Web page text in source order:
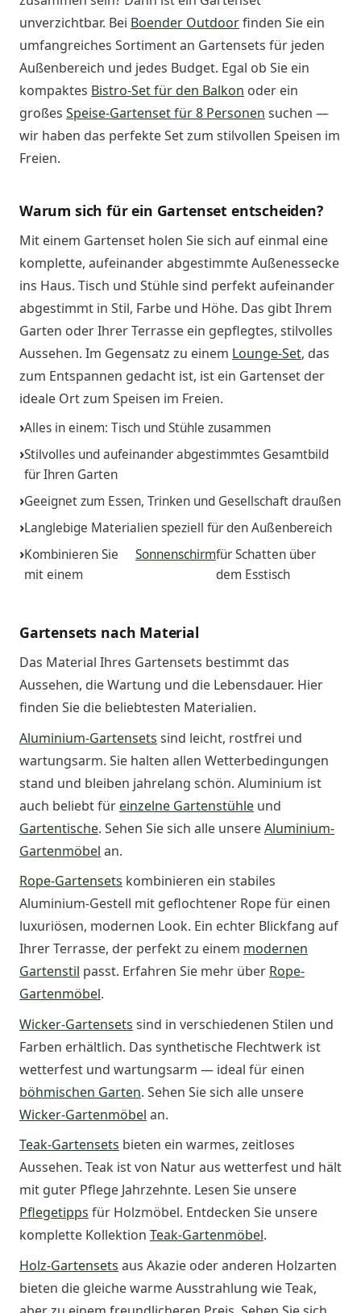
unverzichtbar. Bei Boender Outdoorfinden Sie ein
umfangreiches Sortiment an Gartensets für jeden
Außenbereich und jedes Budget. Egal ob Sie ein
kompaktes Bistro-Set für den Balkon oder ein
großes Speise-Gartenset für 8 Personen suchen —
wir haben das perfekte Set zum stilvollen Speisen im
Freien.
Warum sich für ein Gartenset entscheiden?
Mit einem Gartenset holen Sie sich auf einmal eine
komplette, aufeinander abgestimmte Außenessecke
ins Haus. Tisch und Stühle sind perfekt aufeinander
abgestimmt in Stil, Farbe und Höhe. Das gibt Ihrem
Garten oder Ihrer Terrasse ein gepflegtes, stilvolles
Aussehen. Im Gegensatz zu einem Lounge-Set, das
zum Entspannen gedacht ist, ist ein Gartenset der
ideale Ort zum Speisen im Freien.
Alles in einem: Tisch und Stühle zusammen
Stilvolles und aufeinander abgestimmtes Gesamtbild
für Ihren Garten
Geeignet zum Essen, Trinken und Gesellschaft draußen
Langlebige Materialien speziell für den Außenbereich
Kombinieren Sie
mit einem
Sonnenschirmfür Schatten über
dem Esstisch
Gartensets nach Material
Das Material Ihres Gartensets bestimmt das
Aussehen, die Wartung und die Lebensdauer. Hier
finden Sie die beliebtesten Materialien.
Aluminium-Gartensets sind leicht, rostfrei und
wartungsarm. Sie halten allen Wetterbedingungen
stand und bleiben jahrelang schön. Aluminium ist
auch beliebt für einzelne Gartenstühle und
Gartentische. Sehen Sie sich alle unsereAluminium-
Gartenmöbel an.
Rope-Gartensets kombinieren ein stabiles
Aluminium-Gestell mit geflochtener Rope für einen
luxuriösen, modernen Look. Ein echter Blickfang auf
Ihrer Terrasse, der perfekt zu einem modernen
Gartenstil passt. Erfahren Sie mehr über Rope-
Gartenmöbel.
Wicker-Gartensets sind in verschiedenen Stilen und
Farben erhältlich. Das synthetische Flechtwerk ist
wetterfest und wartungsarm — ideal für einen
böhmischen Garten. Sehen Sie sich alle unsere
Wicker-Gartenmöbel an.
Teak-Gartensets bieten ein warmes, zeitloses
Aussehen. Teak ist von Natur aus wetterfest und hält
mit guter Pflege Jahrzehnte. Lesen Sie unsere
Pflegetipps für Holzmöbel. Entdecken Sie unsere
komplette Kollektion Teak-Gartenmöbel.
Holz-Gartensets aus Akazie oder anderen Holzarten
bieten die gleiche warme Ausstrahlung wie Teak,